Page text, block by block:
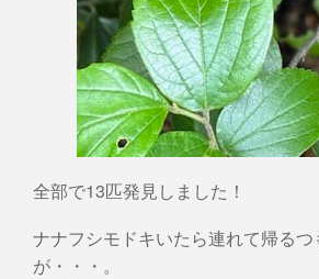
全部で13匹発見しました！
ナナフシモドキいたら連れて帰るつ
が・・・。